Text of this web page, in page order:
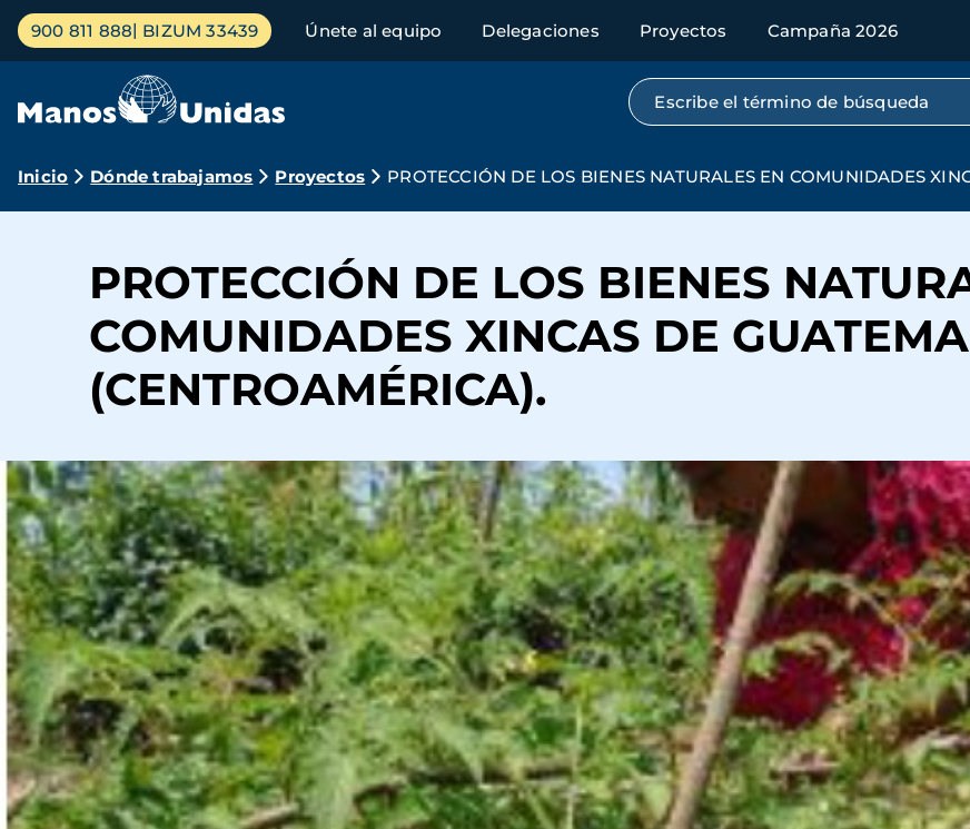
Pasar
contenido
Menú
principal
900 811 888 BIZUM 33439 Únete al equipo Delegaciones Proyectos Campaña 2026
Búsqueda por texto completo
Ruta
navegación
Inicio Dónde trabajamos Proyectos PROTECCIÓN DE LOS BIENES NATURALES EN COMUNIDADES
PROTECCIÓN DE LOS BIENES
COMUNIDADES XINCAS DE
(CENTROAMÉRICA).